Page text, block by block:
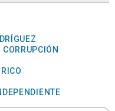
CORRUPCIÓN